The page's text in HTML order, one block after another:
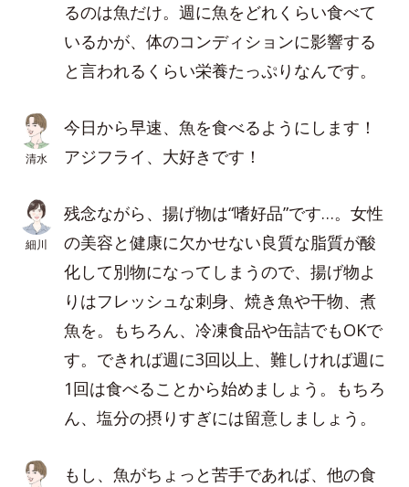
るのは魚だけ。週に魚をどれくらい食べて
いるかが、体のコンディションに影響する
と言われるくらい栄養たっぷりなんです。
清水
今日から早速、魚を食べるようにします！
アジフライ、大好きです！
細川
残念ながら、揚げ物は“嗜好品”です…。女性
の美容と健康に欠かせない良質な脂質が酸
化して別物になってしまうので、揚げ物よ
りはフレッシュな刺身、焼き魚や干物、煮
魚を。もちろん、冷凍食品や缶詰でもOKで
す。できれば週に3回以上、難しければ週に
1回は食べることから始めましょう。もちろ
ん、塩分の摂りすぎには留意しましょう。
もし、魚がちょっと苦手であれば、他の食